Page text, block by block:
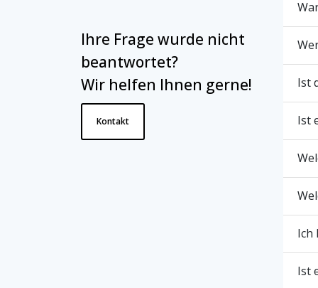
Ihre Frage wurde nicht
beantwortet?
Wir helfen Ihnen gerne!
Kontakt
Ist
Ist
Ich
Ist